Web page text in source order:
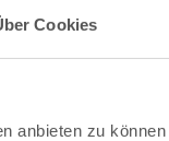
Cookies
anbieten zu können